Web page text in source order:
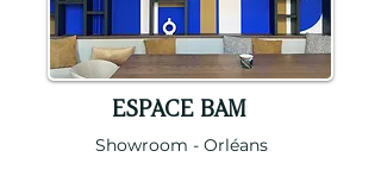
ESPACE BAM
Showroom - Orléans